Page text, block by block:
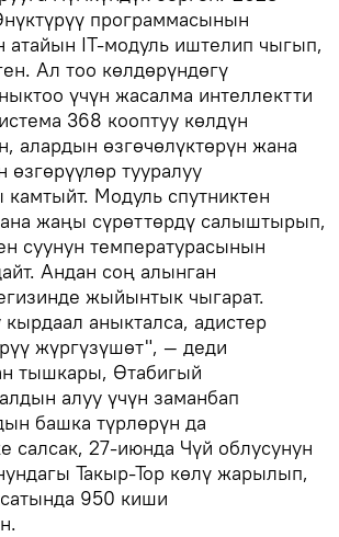
программасынын
атайын IT-модуль иштелип чыгып,
Ал тоо көлдөрүндөгү
үчүн жасалма интеллектти
368 кооптуу көлдүн
алардын өзгөчөлүктөрүн жана
өзгөрүүлөр тууралуу
Модуль спутниктен
жаңы сүрөттөрдү салыштырып,
суунун температурасынын
Андан соң алынган
жыйынтык чыгарат.
аныкталса, адистер
жүргүзүшөт", — деди
тышкары, Өтабигый
алуу үчүн заманбап
башка түрлөрүн да
салсак, 27-июнда Чүй облусунун
Такыр-Тор көлү жарылып,
950 киши